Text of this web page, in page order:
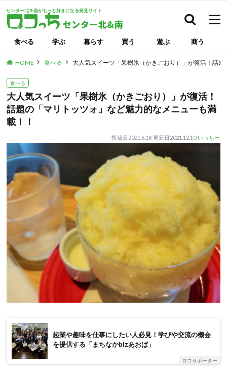
センター北＆南がもっと好きになる発見サイト
食べる 学ぶ 暮らす 買う 遊ぶ 商う
HOME 食べる 大人気スイーツ「果樹氷（かきごおり）」が復活！話
食べる
大人気スイーツ「果樹氷（かきごおり）」が復活！
話題の「マリトッツォ」など魅力的なメニューも満
載！！
投稿日 2021.6.18 更新日 2021.12.10 いっちー
起業や趣味を仕事にしたい人必見！学びや交流の機会
を提供する「まちなかbizあおば」
ロコサポーター